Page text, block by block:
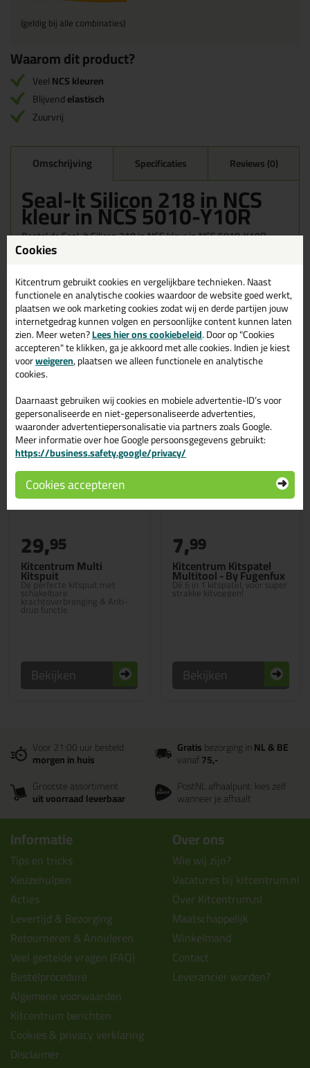
(geldig bij alle combinaties)
Waarom dit product?
VeelNCS kleuren
Blijvendelastisch
Zuurvrij
Omschrijving Specificaties Reviews (0)
Seal-It Silicon 218 in NCS
kleur in NCS 5010-Y10R
Bestel de Seal-It Silicon 218 in NCS kleur in NCS 5010-Y10R
vandaag nog! Vandaag besteld = morgen in huis.
Wil je meer weten over de toepassing en kenmerken van dit
product?Lees alles over dit product >
Gerelateerde producten
Kitcentrum Multi
Kitspuit
De perfecte kitspuit met
schakelbare
krachtoverbrenging & Anti-
drup functie
29,95
Bekijken
Kitcentrum Kitspatel
Multitool - By Fugenfux
Dé 6 in 1 kitspatel, voor super
strakke kitvoegen!
7,99
Bekijken
Voor 21:00 uur besteld
morgen in huis
Gratisbezorging inNL & BE
vanaf75,-
Grootste assortiment
uit voorraad leverbaar
PostNL afhaalpunt: kies zelf
wanneer je afhaalt
Informatie
Tips en tricks
Keuzehulpen
Acties
Levertijd & Bezorging
Retourneren & Annuleren
Veel gestelde vragen (FAQ)
Bestelprocedure
Algemene voorwaarden
Kitcentrum berichten
Cookies & privacy verklaring
Disclaimer
Over ons
Wie wij zijn?
Vacatures bij kitcentrum.nl
Over Kitcentrum.nl
Maatschappelijk
Winkelmand
Contact
Leverancier worden?
Cookies
Kitcentrum gebruikt cookies en vergelijkbare technieken. Naast
functionele en analytische cookies waardoor de website goed werkt,
plaatsen we ook marketing cookies zodat wij en derde partijen jouw
internetgedrag kunnen volgen en persoonlijke content kunnen laten
zien. Meer weten?Lees hier ons cookiebeleid. Door op "Cookies
accepteren" te klikken, ga je akkoord met alle cookies. Indien je kiest
voorweigeren, plaatsen we alleen functionele en analytische
cookies.
Daarnaast gebruiken wij cookies en mobiele advertentie-ID’s voor
gepersonaliseerde en niet-gepersonaliseerde advertenties,
waaronder advertentiepersonalisatie via partners zoals Google.
Meer informatie over hoe Google persoonsgegevens gebruikt:
https://business.safety.google/privacy/
Cookies accepteren